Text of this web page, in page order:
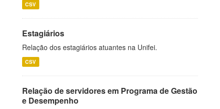
CSV
Estagiários
Relação dos estagiários atuantes na Unifei.
CSV
Relação de servidores em Programa de Gestão
e Desempenho